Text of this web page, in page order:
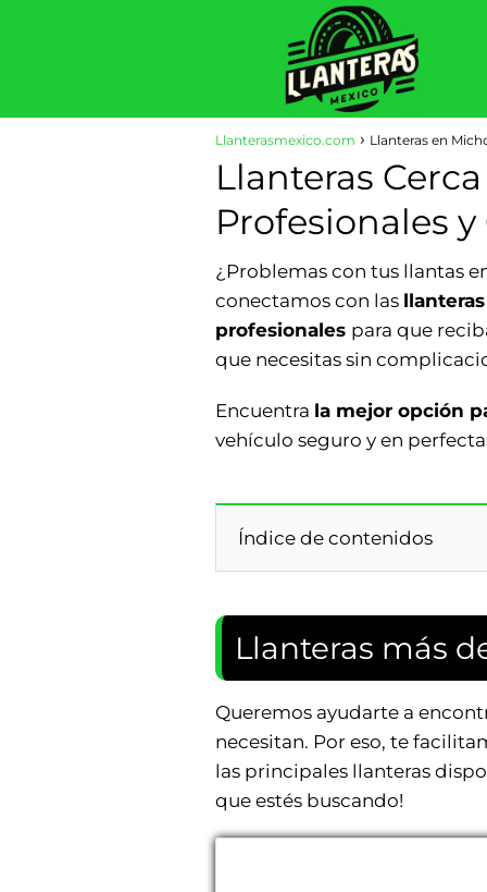
Llanterasmexico.com Llanteras en
Llanteras
Profesionales
¿Problemas con tus llantas
conectamos con las
profesionales para que
que necesitas sin
Encuentra la mejor opción
vehículo seguro y en
Índice de contenidos
Llanteras más
Queremos ayudarte a
necesitan. Por eso, te
las principales llanteras
que estés buscando!